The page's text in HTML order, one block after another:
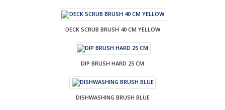
DECK SCRUB BRUSH 40 CM YELLOW
DIP BRUSH HARD 25 CM
DISHWASHING BRUSH BLUE